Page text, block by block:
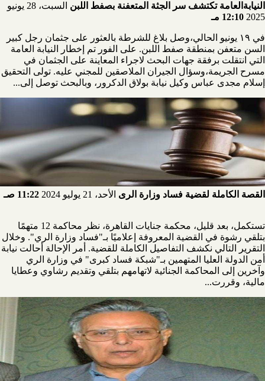
النيابةالعامة تكتشف سر الجثة المتعفنة بصفط اللبن
السبت، 28 يونيو
2025 12:10 مـ
في ١٩ يونيو الحالي،وصل بلاغ للشرطة بالعثور على جثمان رجل كبير
السن متعفن بمنطقة صفط اللبن. على الفور تم إخطار النيابة العامة
التي انتقلت برفقة جهات البحث لاجراء المعاينة على الجثمان في
مسرح الجريمة،وسؤال الجيران الملاصقين للمجني عليه. تولى التحقيق
إسلام مجدى عباس وكيل نيابة بولاق الدكرور، وبالبحث توصل إلى...
القصة الكاملة لقضية فساد وزارة الرى الأحد، 21 يوليو 2024 11:22 صـ
تستكمل، بعد قليل، محكمة جنايات القاهرة، نظر محاكمة 12 متهمًا
بتلقي رشوة في القضية المعروفة إعلاميًا بـ"فساد وزارة الري". وخلال
التقرير التالي نكشف التفاصيل الكاملة للقضية. أمر الإحالة أحالت نيابة
أمن الدولة العليا المتهمين بـ"شبكة فساد كبرى" في وزارة الري
وآخرين إلى المحاكمة الجنائية لاتهامهم بتلقي وتقديم رشاوي وعطايا
مالية، وقررت...